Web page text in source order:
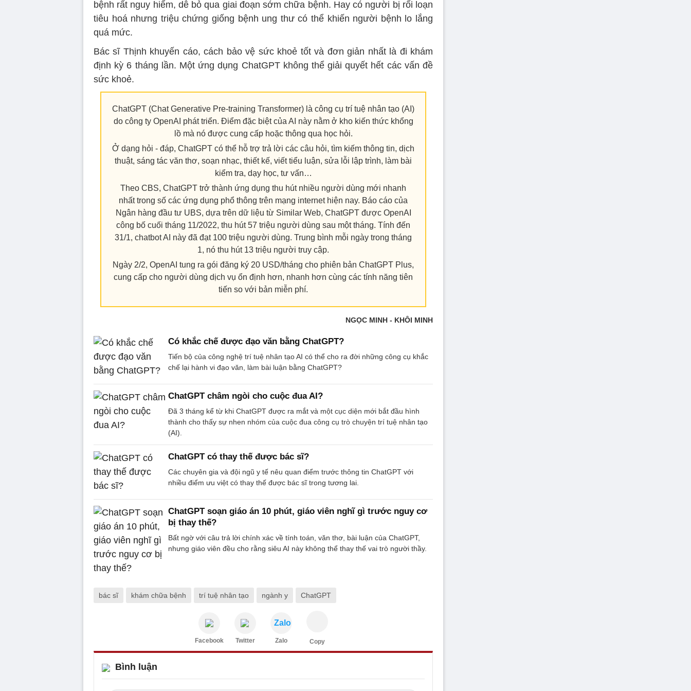
bệnh rất nguy hiểm, dễ bỏ qua giai đoạn sớm chữa bệnh. Hay có người bị rối loạn
tiêu hoá nhưng triệu chứng giống bệnh ung thư có thể khiến người bệnh lo lắng
quá mức.
Bác sĩ Thịnh khuyến cáo, cách bảo vệ sức khoẻ tốt và đơn giản nhất là đi khám
định kỳ 6 tháng lần. Một ứng dụng ChatGPT không thể giải quyết hết các vấn đề
sức khoẻ.
ChatGPT (Chat Generative Pre-training Transformer) là công cụ trí tuệ nhân tạo (AI)
do công ty OpenAI phát triển. Điểm đặc biệt của AI này nằm ở kho kiến thức khổng
lồ mà nó được cung cấp hoặc thông qua học hỏi.
Ở dạng hỏi - đáp, ChatGPT có thể hỗ trợ trả lời các câu hỏi, tìm kiếm thông tin, dịch
thuật, sáng tác văn thơ, soạn nhạc, thiết kế, viết tiểu luận, sửa lỗi lập trình, làm bài
kiểm tra, dạy học, tư vấn…
Theo CBS, ChatGPT trở thành ứng dụng thu hút nhiều người dùng mới nhanh
nhất trong số các ứng dụng phổ thông trên mạng internet hiện nay. Báo cáo của
Ngân hàng đầu tư UBS, dựa trên dữ liệu từ Similar Web, ChatGPT được OpenAI
công bố cuối tháng 11/2022, thu hút 57 triệu người dùng sau một tháng. Tính đến
31/1, chatbot AI này đã đạt 100 triệu người dùng. Trung bình mỗi ngày trong tháng
1, nó thu hút 13 triệu người truy cập.
Ngày 2/2, OpenAI tung ra gói đăng ký 20 USD/tháng cho phiên bản ChatGPT Plus,
cung cấp cho người dùng dịch vụ ổn định hơn, nhanh hơn cùng các tính năng tiên
tiến so với bản miễn phí.
NGỌC MINH - KHÔI MINH
Có khắc chế được đạo văn bằng ChatGPT?
Tiến bộ của công nghệ trí tuệ nhân tạo AI có thể cho ra đời những công cụ khắc
chế lại hành vi đạo văn, làm bài luận bằng ChatGPT?
ChatGPT châm ngòi cho cuộc đua AI?
Đã 3 tháng kể từ khi ChatGPT được ra mắt và một cục diện mới bắt đầu hình
thành cho thấy sự nhen nhóm của cuộc đua công cụ trò chuyện trí tuệ nhân tạo
(AI).
ChatGPT có thay thế được bác sĩ?
Các chuyên gia và đội ngũ y tế nêu quan điểm trước thông tin ChatGPT với
nhiều điểm ưu việt có thay thế được bác sĩ trong tương lai.
ChatGPT soạn giáo án 10 phút, giáo viên nghĩ gì trước nguy cơ
bị thay thế?
Bất ngờ với câu trả lời chính xác về tính toán, văn thơ, bài luận của ChatGPT,
nhưng giáo viên đều cho rằng siêu AI này không thể thay thế vai trò người thầy.
bác sĩ khám chữa bệnh trí tuệ nhân tạo ngành y ChatGPT
Facebook Twitter
Zalo
Zalo Copy
Bình luận